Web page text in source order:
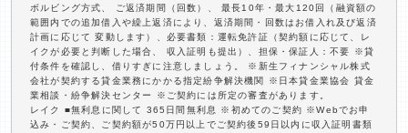
ボルビング方式、 ご返済期間（回数）、 最長10年・最大120回（融資額の
範囲内での追加借入や繰上返済により、返済期間・回数はお借入れ及び返済
計画に応じて 変動します）、必要書類：運転免許証（契約額に応じて、レ
イクが必要と判断した場合、 収入証明も提出）、担保・保証人：不要 ※貸
付条件を確認し、借りすぎに注意しましょう。 ※新生フィナンシャル株式
会社が契約する貸金業務にかかる指定紛争解決機関 ※日本貸金業協会 貸金
業相談・紛争解決センター ※ご契約には所定の審査があります。
レイク ■無利息に関して 365日間無利息 ※初めてのご契約 ※Webでお申
込み・ご契約、ご契約額が50万円以上でご契約後59日以内に収入証明書類